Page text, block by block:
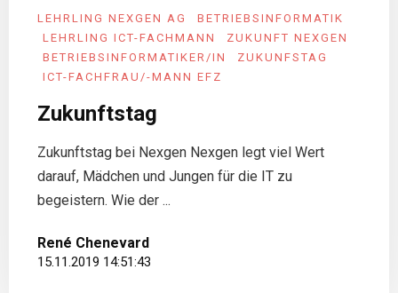
LEHRLING NEXGEN AG
BETRIEBSINFORMATIK
LEHRLING ICT-FACHMANN
ZUKUNFT NEXGEN
BETRIEBSINFORMATIKER/IN
ZUKUNFSTAG
ICT-FACHFRAU/-MANN EFZ
Zukunftstag
Zukunftstag bei Nexgen Nexgen legt viel Wert
darauf, Mädchen und Jungen für die IT zu
begeistern. Wie der ...
René Chenevard
15.11.2019 14:51:43